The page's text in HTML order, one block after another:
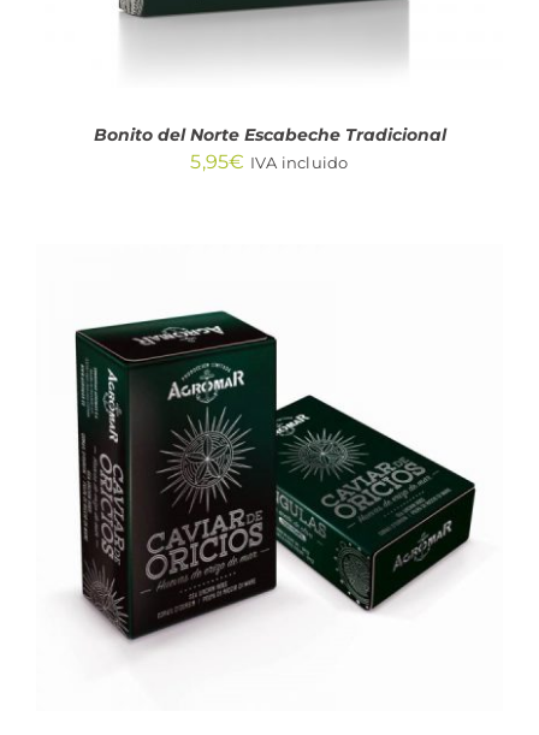
Bonito del Norte Escabeche Tradicional
5,95€ IVA incluido
AÑADIR AL CARRITO
/
DETALLES